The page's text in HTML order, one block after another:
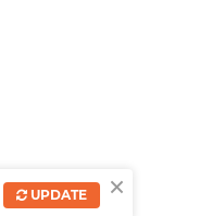
×
UPDATE